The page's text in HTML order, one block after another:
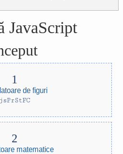
JavaScript
de figuri
jsPrStFC
matematice